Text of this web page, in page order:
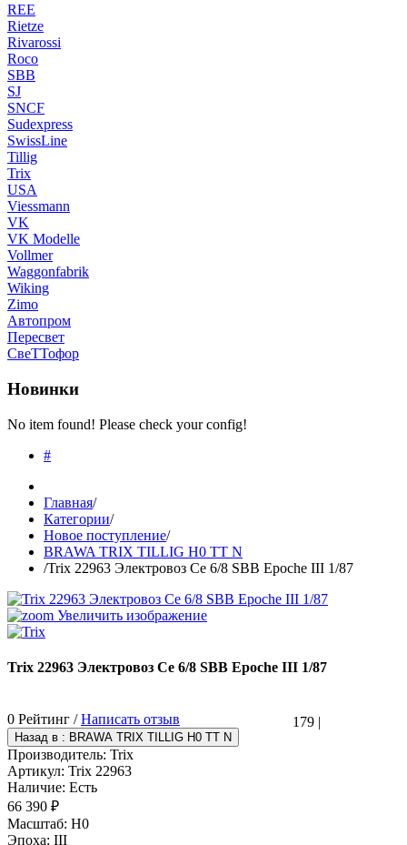
REE
Rietze
Rivarossi
Roco
SBB
SJ
SNCF
Sudexpress
SwissLine
Tillig
Trix
USA
Viessmann
VK
VK Modelle
Vollmer
Waggonfabrik
Wiking
Zimo
Автопром
Пересвет
СвеТТофор
Новинки
No item found! Please check your config!
#
Главная/
Категории/
Новое поступление/
BRAWA TRIX TILLIG H0 TT N
/Trix 22963 Электровоз Ce 6/8 SBB Epoche III 1/87
Увеличить изображение
Trix 22963 Электровоз Ce 6/8 SBB Epoche III 1/87
179 |
0 Рейтинг /Написать отзыв
Производитель: Trix
Артикул: Trix 22963
Наличие: Есть
66 390 ₽
Масштаб: H0
Эпоха: III